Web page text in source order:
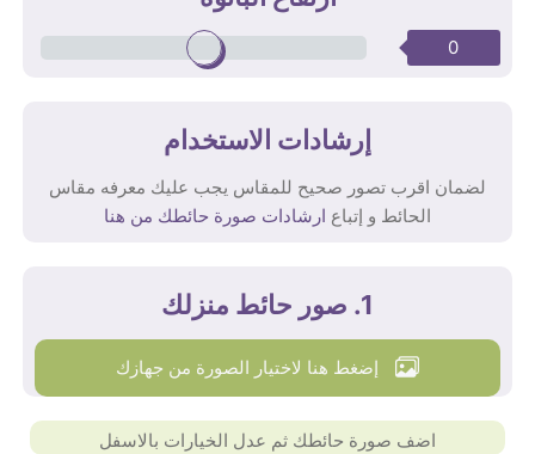
0
إرشادات الاستخدام
لضمان اقرب تصور صحيح للمقاس يجب عليك معرفه مقاس
الحائط و إتباع ارشادات صورة حائطك من هنا
1. صور حائط منزلك
إضغط هنا لاختيار الصورة من جهازك
اضف صورة حائطك ثم عدل الخيارات بالاسفل